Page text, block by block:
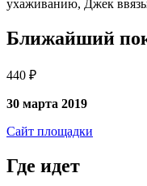
ухаживанию, Джек
Ближайший
440 ₽
30 марта 2019
Сайт площадки
Где идет